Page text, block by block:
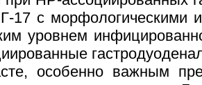
17 с морфологическими
уровнем
особенно важным